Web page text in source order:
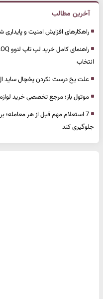
آخرین مطالب
راهکارهای افزایش امنیت و
انتخاب
علت یخ درست نکردن یخچال ساید
موتول باز؛ مرجع تخصصی خرید
7 استعلام مهم قبل از هر
جلوگیری کند